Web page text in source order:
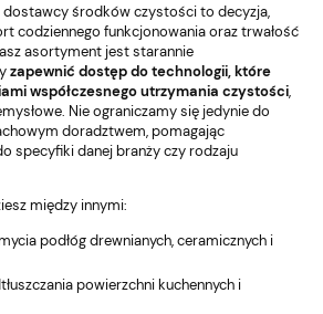
środków czystości to decyzja,
codziennego funkcjonowania oraz trwałość
asortyment jest starannie
zapewnić dostęp do technologii, które
współczesnego utrzymania czystości,
Nie ograniczamy się jedynie do
doradztwem, pomagając
specyfiki danej branży czy rodzaju
między innymi:
podłóg drewnianych, ceramicznych i
powierzchni kuchennych i